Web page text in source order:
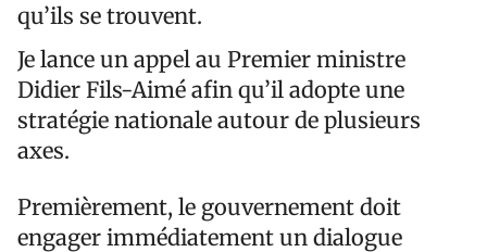
qu’ils se trouvent.
Je lance un appel au Premier ministre
Didier Fils-Aimé afin qu’il adopte une
stratégie nationale autour de plusieurs
axes.
Premièrement, le gouvernement doit
engager immédiatement un dialogue